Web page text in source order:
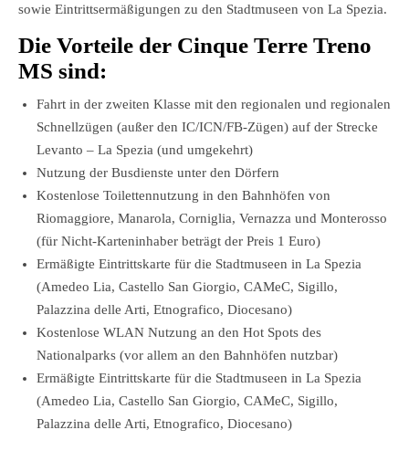
sowie Eintrittsermäßigungen zu den Stadtmuseen von La Spezia.
Die Vorteile der Cinque Terre Treno
MS sind:
Fahrt in der zweiten Klasse mit den regionalen und regionalen
Schnellzügen (außer den IC/ICN/FB-Zügen) auf der Strecke
Levanto – La Spezia (und umgekehrt)
Nutzung der Busdienste unter den Dörfern
Kostenlose Toilettennutzung in den Bahnhöfen von
Riomaggiore, Manarola, Corniglia, Vernazza und Monterosso
(für Nicht-Karteninhaber beträgt der Preis 1 Euro)
Ermäßigte Eintrittskarte für die Stadtmuseen in La Spezia
(Amedeo Lia, Castello San Giorgio, CAMeC, Sigillo,
Palazzina delle Arti, Etnografico, Diocesano)
Kostenlose WLAN Nutzung an den Hot Spots des
Nationalparks (vor allem an den Bahnhöfen nutzbar)
Ermäßigte Eintrittskarte für die Stadtmuseen in La Spezia
(Amedeo Lia, Castello San Giorgio, CAMeC, Sigillo,
Palazzina delle Arti, Etnografico, Diocesano)